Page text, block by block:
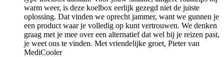
warm weer, is deze koelbox eerlijk gezegd niet de juiste
oplossing. Dat vinden we oprecht jammer, want we gunnen je
een product waar je volledig op kunt vertrouwen. We denken
graag met je mee over een alternatief dat wel bij je reizen past,
je weet ons te vinden. Met vriendelijke groet, Pieter van
MediCooler